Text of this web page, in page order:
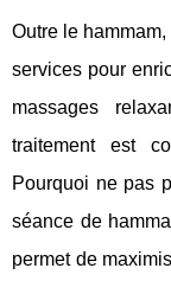
Outre le
services pour
massages
traitement est
Pourquoi ne pas
séance de
permet de